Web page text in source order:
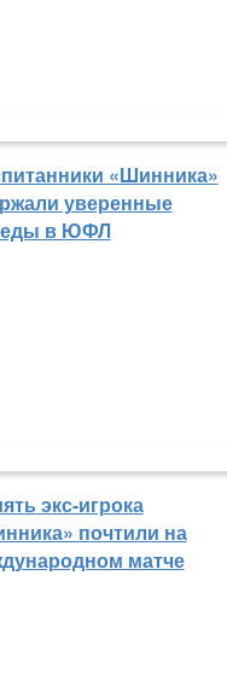
«Шинника»
уверенные
в ЮФЛ
экс-игрока
почтили на
матче